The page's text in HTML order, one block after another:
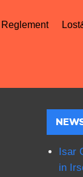
Reglement
Isar
in